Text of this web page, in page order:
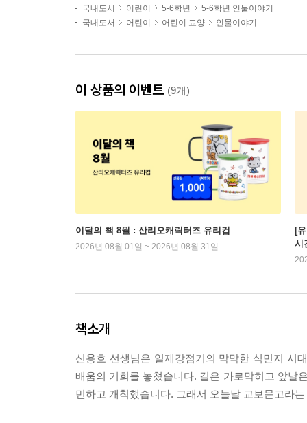
국내도서
어린이 5-6학년
5-6학년 인물이야기
국내도서
어린이 어린이 교양 인물이야기
이 상품의 이벤트 (9개)
이달의 책 8월 : 산리오캐릭터즈 유리컵
2026년 08월 01일 ~ 2026년 08월 31일
[
시
책소개
신용호 선생님은 일제강점기의 막막한 식민지 시
배움의 기회를 놓쳤습니다. 길은 가로막히고 앞날
민하고 개척했습니다. 그래서 오늘날 교보문고라